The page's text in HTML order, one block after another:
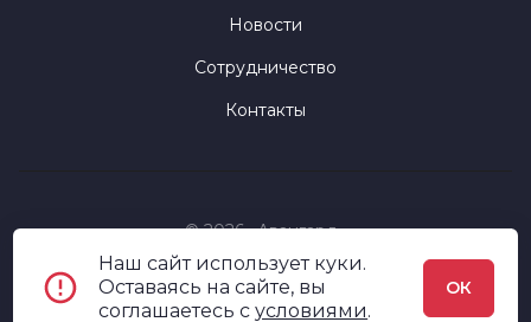
Новости
Сотрудничество
Контакты
© 2026 «Авангард»
Политика конфиденциальности
Пользовательское соглашение
Наш сайт использует куки.
Оставаясь на сайте, вы
соглашаетесь cусловиями.
ОК